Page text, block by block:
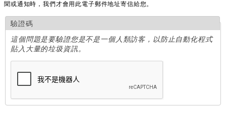
聞或通知時，我們才會用此電子郵件地址寄信給您。
驗證碼
這個問題是要驗證您是不是一個人類訪客，以防止自動化程式
貼入大量的垃圾資訊。